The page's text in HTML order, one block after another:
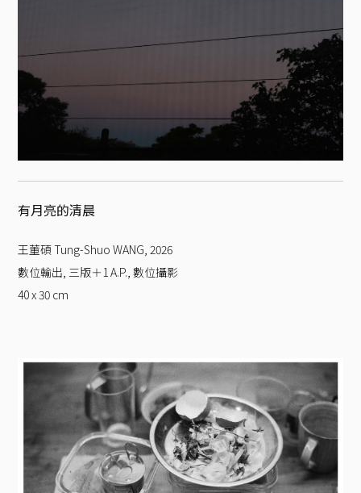
有月亮的清晨
王董碩 Tung-Shuo WANG, 2026
數位輸出, 三版＋1 A.P., 數位攝影
40 x 30 cm